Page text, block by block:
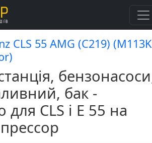
CLS 55 AMG (C219) (M113K
бак -
для СLS і Е 55 на